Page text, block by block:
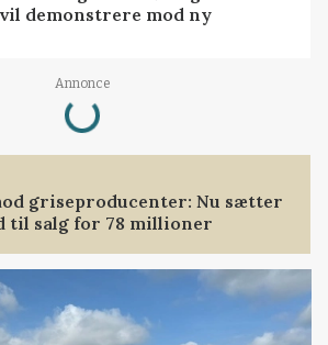
demonstrere mod ny
Annonce
Loading...
griseproducenter: Nu sætter
til salg for 78 millioner